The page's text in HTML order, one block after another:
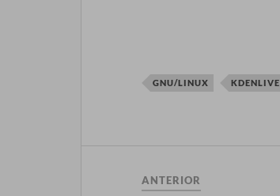
GNU/LINUX KDENLIVE
ANTERIOR